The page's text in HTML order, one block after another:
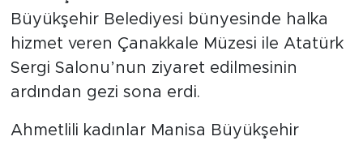
Büyükşehir Belediyesi bünyesinde halka
hizmet veren Çanakkale Müzesi ile Atatürk
Sergi Salonu’nun ziyaret edilmesinin
ardından gezi sona erdi.
Ahmetlili kadınlar Manisa Büyükşehir